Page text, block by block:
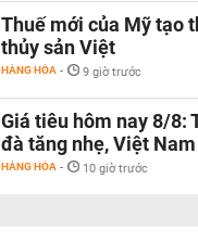
Thuế mới của Mỹ tạo
thủy sản Việt
HÀNG HÓA - 9 giờ trước
Giá tiêu hôm nay 8/8:
đà tăng nhẹ, Việt
HÀNG HÓA - 10 giờ trước